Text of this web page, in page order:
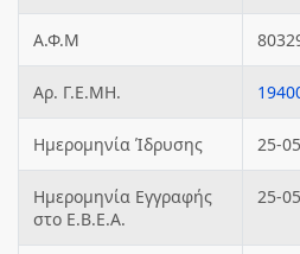
Α.Φ.Μ
Αρ. Γ.Ε.ΜΗ.
Ημερομηνία Ίδρυσης 25-
Ημερομηνία Εγγραφής
στο Ε.Β.Ε.Α.
25-